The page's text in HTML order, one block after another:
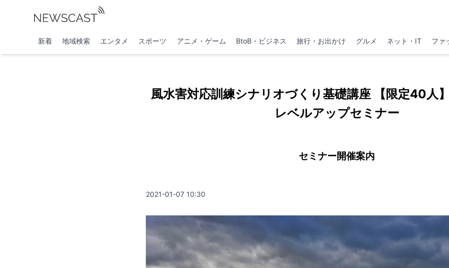
新着 地域検索 エンタメ スポーツ アニメ・ゲーム BtoB・ビジネス 旅行・お出かけ グルメ ネット・IT ファ
風水害対応訓練シナリオづくり基礎講座 【限定40人
レベルアップセミナー
セミナー開催案内
2021-01-07 10:30